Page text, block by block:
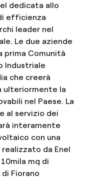
dedicata allo
efficienza
leader nel
Le due aziende
prima Comunità
Industriale
che creerà
ulteriormente la
nel Paese. La
al servizio dei
interamente
con una
da Enel
mq di
Fiorano